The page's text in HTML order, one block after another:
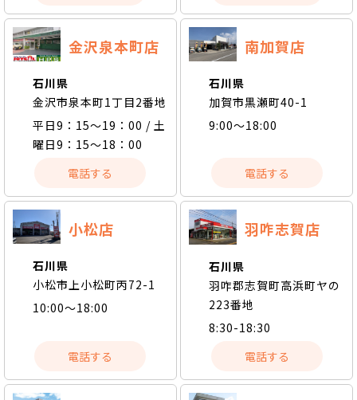
金沢泉本町店
石川県
金沢市泉本町1丁目2番地
平日9：15～19：00 / 土
曜日9：15～18：00
電話する
南加賀店
石川県
加賀市黒瀬町40-1
9:00〜18:00
電話する
小松店
石川県
小松市上小松町丙72-1
10:00～18:00
電話する
羽咋志賀店
石川県
羽咋郡志賀町高浜町ヤの
223番地
8:30-18:30
電話する